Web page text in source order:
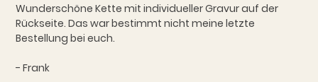
Wunderschöne Kette mit individueller Gravur auf der
Rückseite. Das war bestimmt nicht meine letzte
Bestellung bei euch.
- Frank